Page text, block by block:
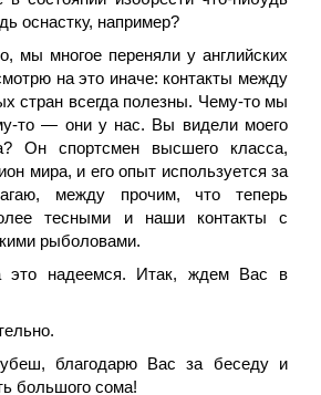
оснастку, например?
мы многое переняли у английских
на это иначе: контакты между
стран всегда полезны. Чему-то мы
то — они у нас. Вы видели моего
Он спортсмен высшего класса,
мира, и его опыт используется за
между прочим, что теперь
тесными и наши контакты с
рыболовами.
надеемся. Итак, ждем Вас в
благодарю Вас за беседу и
большого сома!